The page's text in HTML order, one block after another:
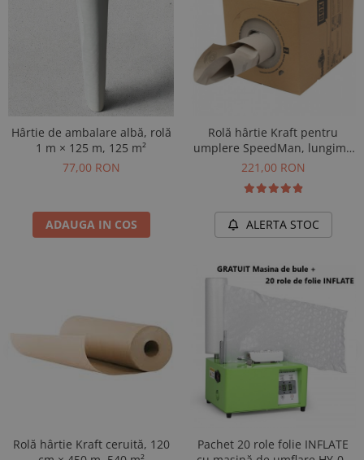
Hârtie de ambalare albă, rolă
1 m × 125 m, 125 m²
77,00 RON
ADAUGA IN COS
Rolă hârtie Kraft pentru
umplere SpeedMan, lungime
450 m
221,00 RON
ALERTA STOC
Rolă hârtie Kraft ceruită, 120
Pachet 20 role folie INFLATE